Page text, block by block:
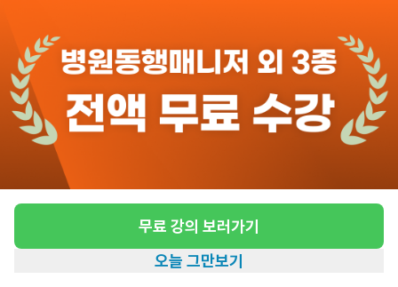
무료 강의 보러가기
오늘 그만보기